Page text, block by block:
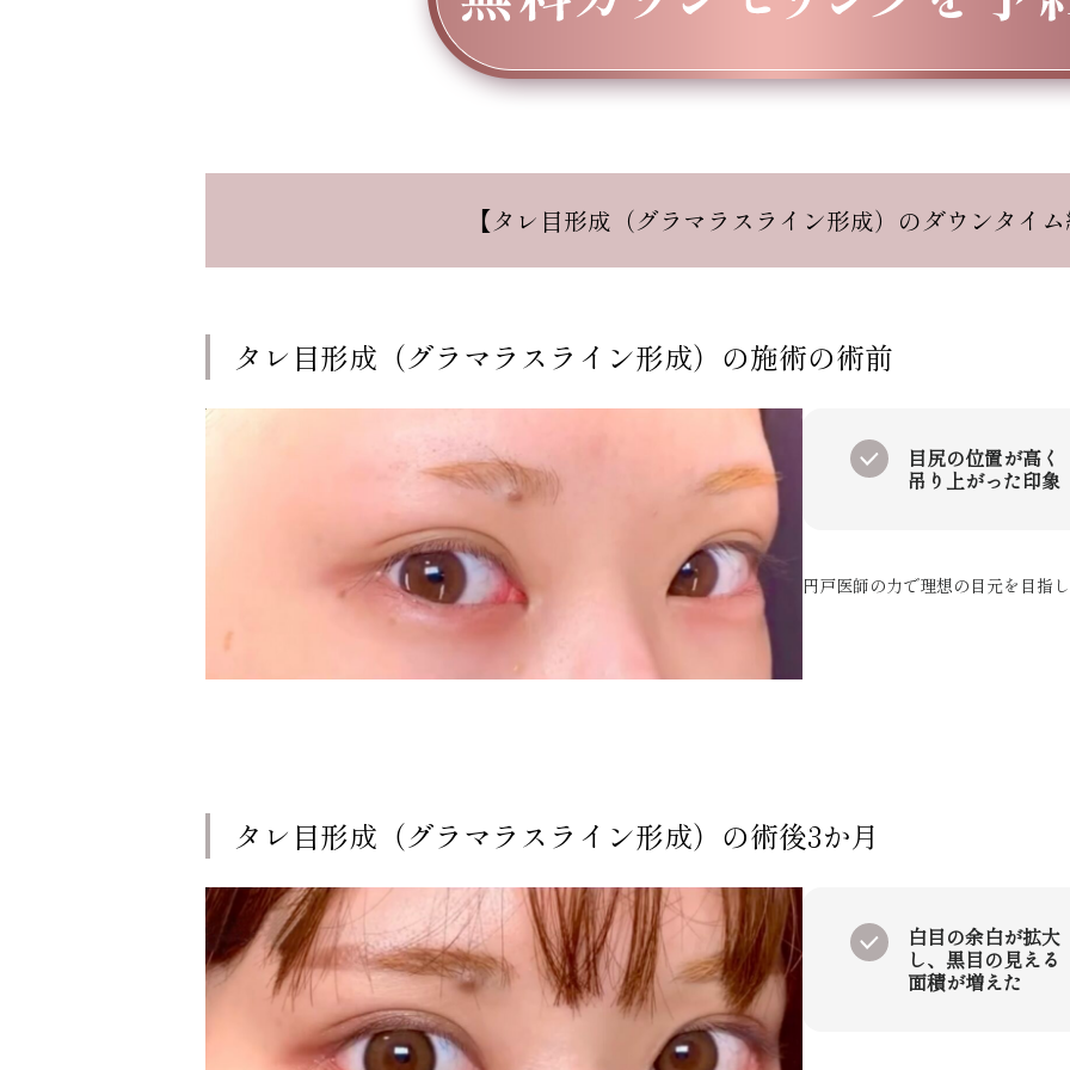
【タレ目形成（グラマラスライン形成）のダウンタイ
タレ目形成（グラマラスライン形成） の施術の術前
目尻の位置が高く
吊り上がった印象
円戸医師の力で理想の目元を目指
タレ目形成（グラマラスライン形成） の術後3か月
白目の余白が拡大
し、黒目の見える
面積が増えた